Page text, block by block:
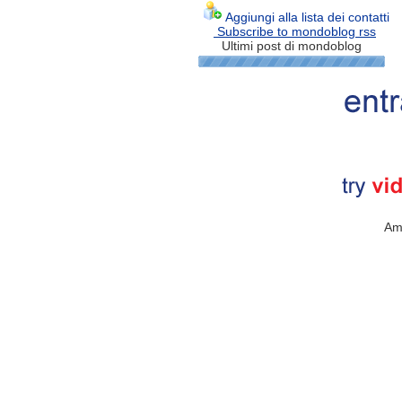
Aggiungi alla lista dei contatti
Subscribe to mondoblog rss
Ultimi post di mondoblog